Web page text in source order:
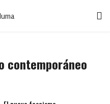
contemporáneo